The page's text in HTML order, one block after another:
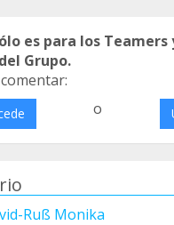
es para los Teamers
Grupo.
o
Ruß Monika